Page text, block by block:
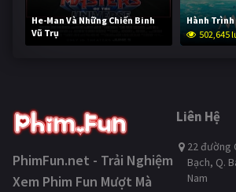
He-Man Và Những Chiến Binh
Vũ Trụ
252,542 lượt xem
Hành Trình
502,645
PhimFun.net - Trải Nghiệm
Xem Phim Fun Mượt Mà
Liên Hệ
22 đường
Bạch, Q.
Nam